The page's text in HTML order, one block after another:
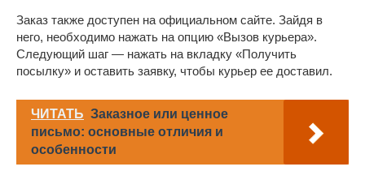
Заказ также доступен на официальном сайте. Зайдя в
него, необходимо нажать на опцию «Вызов курьера».
Следующий шаг — нажать на вкладку «Получить
посылку» и оставить заявку, чтобы курьер ее доставил.
ЧИТАТЬ Заказное или ценное
письмо: основные отличия и
особенности